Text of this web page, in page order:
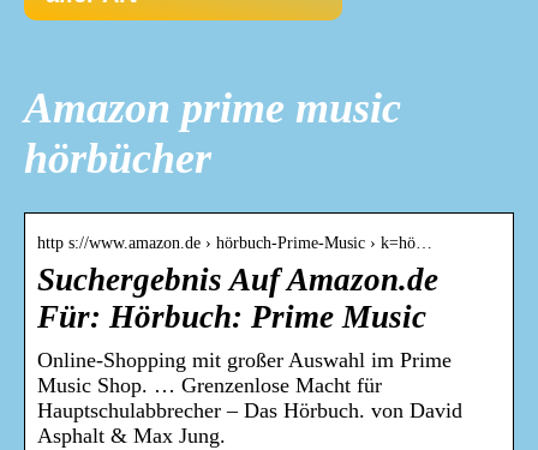
Amazon prime music
hörbücher
http s://www.amazon.de › hörbuch-Prime-Music › k=hö…
Suchergebnis Auf Amazon.de
Für: Hörbuch: Prime Music
Online-Shopping mit großer Auswahl im Prime
Music Shop. … Grenzenlose Macht für
Hauptschulabbrecher – Das Hörbuch. von David
Asphalt & Max Jung.